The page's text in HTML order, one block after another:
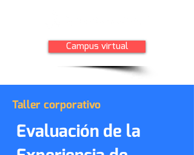
Campus virtual
Taller corporativo
Evaluación de la